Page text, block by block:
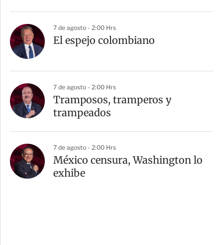
7 de agosto - 2:00 Hrs
El espejo colombiano
7 de agosto - 2:00 Hrs
Tramposos, tramperos y
trampeados
7 de agosto - 2:00 Hrs
México censura, Washington lo
exhibe